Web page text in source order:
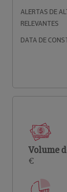
ALERTAS DE
RELEVANTES
DATA DE
Volume
€